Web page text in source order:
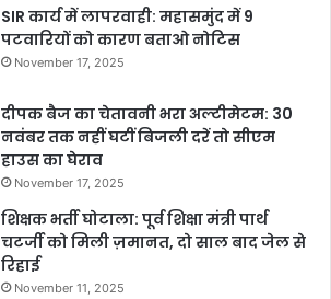
SIR कार्य में लापरवाही: महासमुंद में 9
पटवारियों को कारण बताओ नोटिस
November 17, 2025
दीपक बैज का चेतावनी भरा अल्टीमेटम: 30
नवंबर तक नहीं घटीं बिजली दरें तो सीएम
हाउस का घेराव
November 17, 2025
शिक्षक भर्ती घोटाला: पूर्व शिक्षा मंत्री पार्थ
चटर्जी को मिली ज़मानत, दो साल बाद जेल से
रिहाई
November 11, 2025